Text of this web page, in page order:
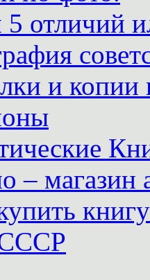
отличий
и копии
–